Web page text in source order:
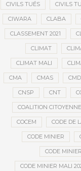
CIVILS TUÉS CIVILS
CIWARA CLABA
CLASSEMENT 2021
CLIMAT
CLIMAT MALI
CMA CMAS
CNSP CNT
COALITION
COCEM CODE DE
CODE MINIER
CODE
CODE MINIER MALI